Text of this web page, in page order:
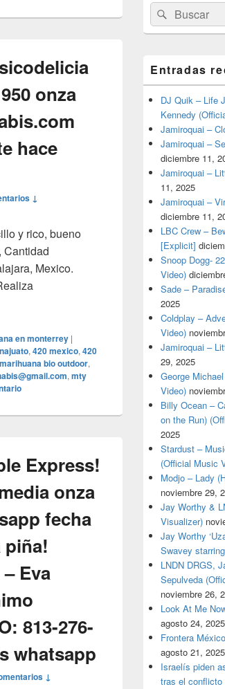
onza
hace
↓
y rico, bueno
Cantidad
Mexico.
al mejor precio 500 media onza 950
en monterrey |
, 420 mexico, 420
marihuana bio outdoor,
, mty
Express!
onza
fecha
piña!
Eva
813-276-
whatsapp
↓
Buscar
por:
Buscar
Entradas
DJ Quik – Life
Kennedy
Jamiroquai –
Jamiroquai –
diciembre 11,
Jamiroquai –
11, 2025
Jamiroquai –
diciembre 11,
LBC Crew –
[Explicit]
Snoop Dogg-
Video)
Sade –
2025
Coldplay –
Video)
Jamiroquai –
29, 2025
George
Video)
Billy Ocean –
on the Run)
2025
Stardust –
(Official Music
Modjo – Lady
noviembre 29,
Jay Worthy &
Visualizer)
Jay Worthy
Swavey
LNDN DRGS,
Sepulveda
noviembre 26,
Look At Me
agosto 24, 2025
Frontera
agosto 21, 2025
Israelís piden
tras el conflicto